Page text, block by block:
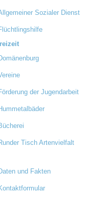
Sozialer Dienst
der Jugendarbeit
Tisch Artenvielfalt
und Fakten